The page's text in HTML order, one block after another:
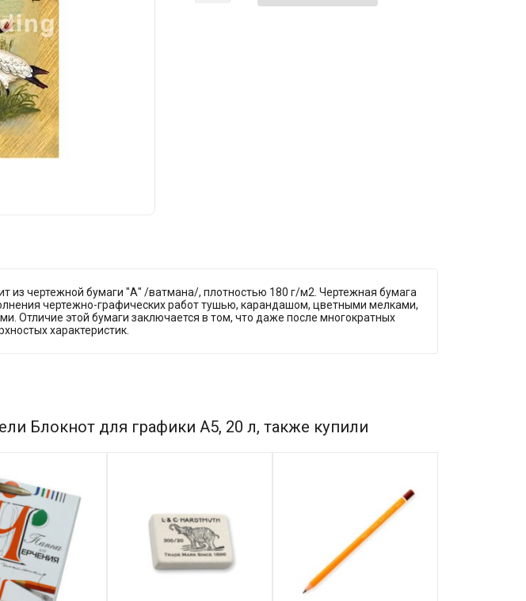
из чертежной бумаги "А" /ватмана/, плотностью 180 г/м2. Чертежная бумага
чертежно-графических работ тушью, карандашом, цветными мелками,
Отличие этой бумаги заключается в том, что даже после многократных
характеристик.
Блокнот для графики А5, 20 л, также купили